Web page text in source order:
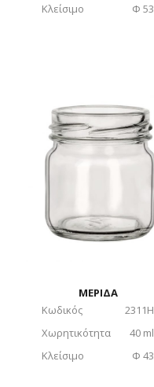
Κλείσιμο
Φ 53
ΜΕΡΙΔΑ
Κωδικός
2311H
Χωρητικότητα
40 ml
Κλείσιμο
Φ 43